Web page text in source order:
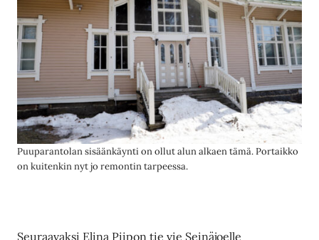
Puuparantolan sisäänkäynti on ollut alun alkaen tämä. Portaikko
on kuitenkin nyt jo remontin tarpeessa.
Seuraavaksi Elina Piipon tie vie Seinäjoelle